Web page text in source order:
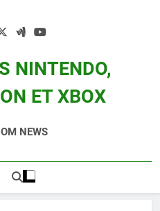
NINTENDO,
ET XBOX
Entre Autres
NEWS